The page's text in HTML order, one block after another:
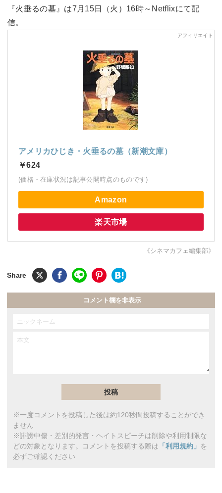
『火垂るの墓』は7月15日（火）16時～Netflixにて配
信。
アメリカひじき・火垂るの墓（新潮文庫）
￥624
(価格・在庫状況は記事公開時点のものです)
Amazon
楽天市場
《シネマカフェ編集部》
コメント欄を非表示
※一度コメントを投稿した後は約120秒間投稿することができ
ません
※誹謗中傷・差別的発言・ヘイトスピーチは削除や利用制限な
どの対象となります。コメントを投稿する際は 「利用規約」 を
必ずご確認ください